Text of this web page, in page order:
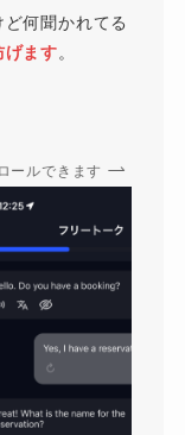
何聞かれてる
げます。
ロールできます